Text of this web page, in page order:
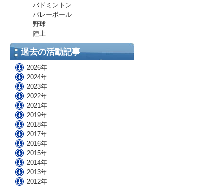
バドミントン
バレーボール
野球
陸上
過去の活動記事
2026年
2024年
2023年
2022年
2021年
2019年
2018年
2017年
2016年
2015年
2014年
2013年
2012年